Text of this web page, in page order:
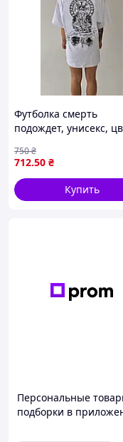
Футболка смерть
подождет, унисекс,
712.50 ₴
750₴
Купить
Персональные
подборки в